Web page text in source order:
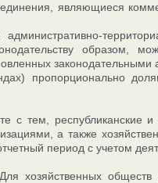
являющиеся
образом,
законодательными
пропорционально
с тем, республиканские и
а также
период с учетом
хозяйственных обществ